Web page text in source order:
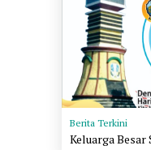
Berita Terkini
Keluarga Besar